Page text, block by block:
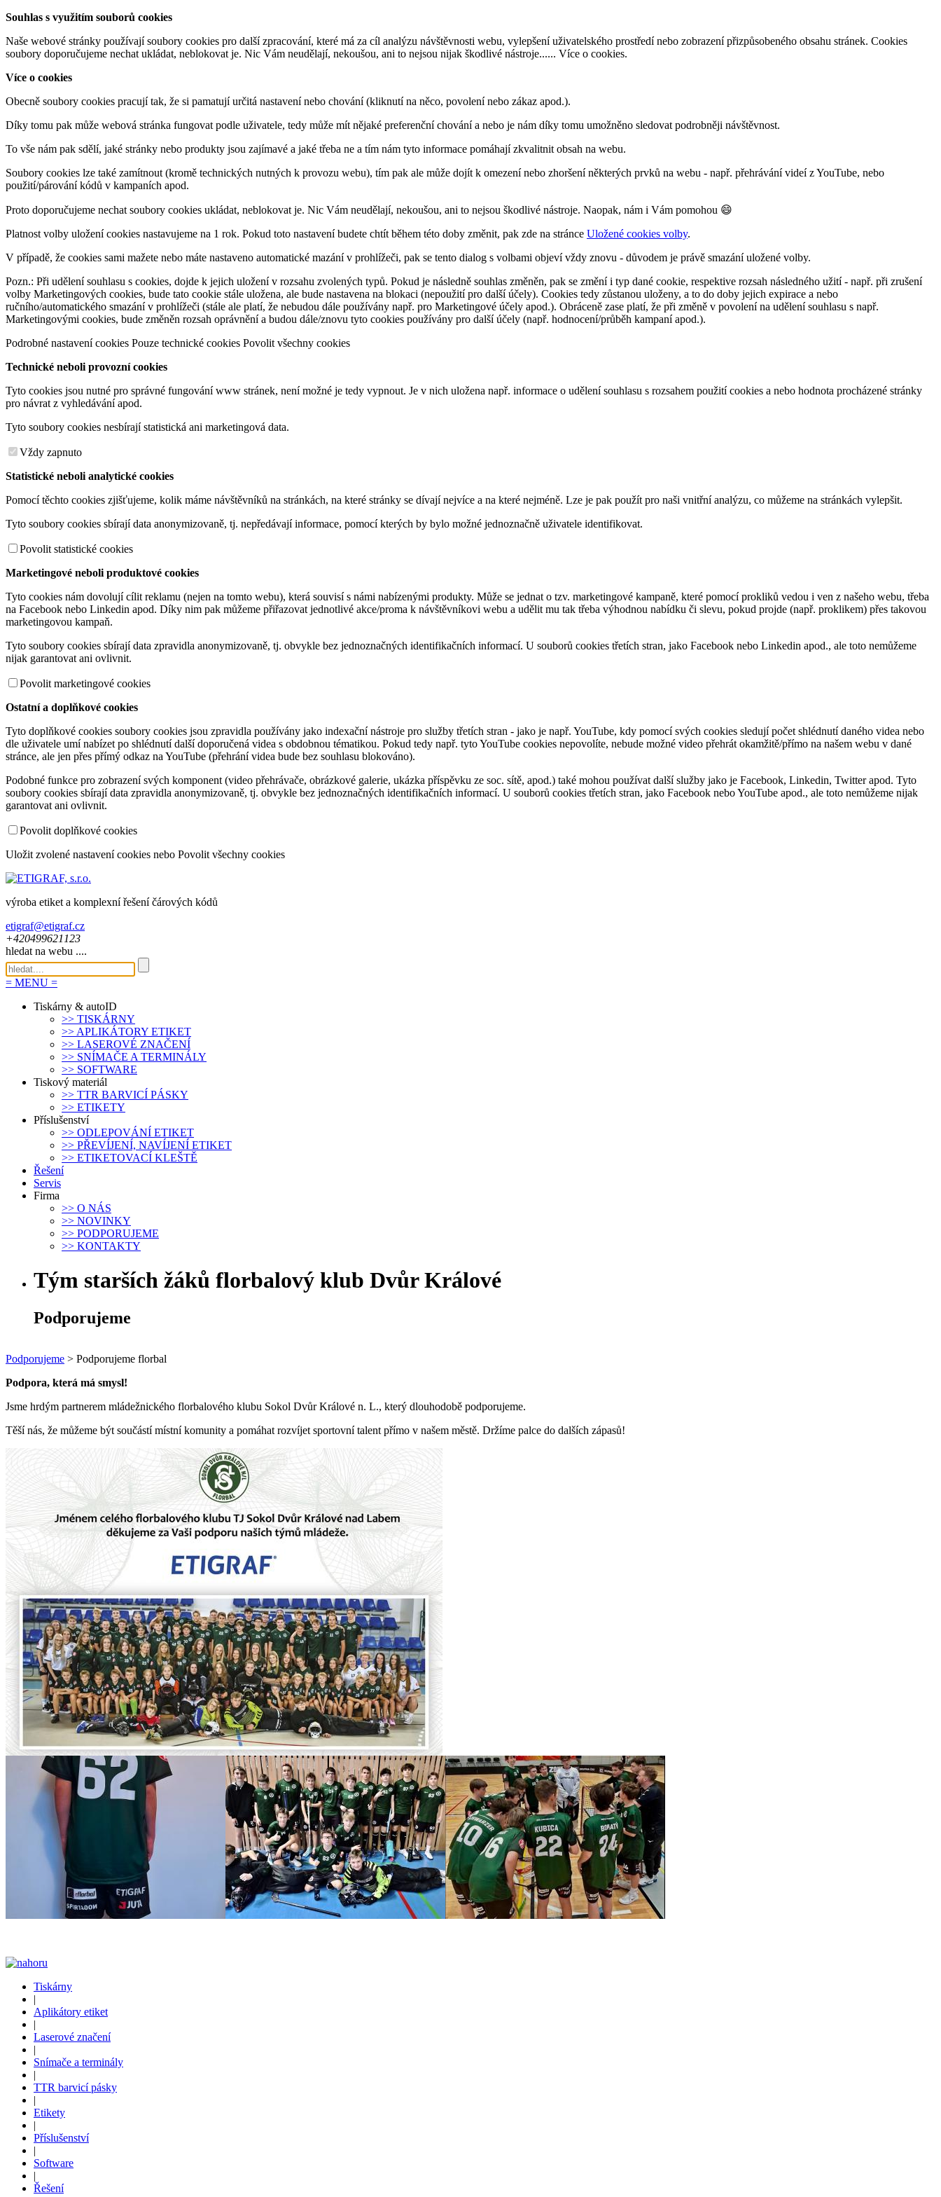
Souhlas s využitím souborů cookies
Naše webové stránky používají soubory cookies pro další zpracování, které má za cíl analýzu návštěvnosti webu, vylepšení uživatelského prostředí nebo zobrazení přizpůsobeného obsahu stránek. Cookies
soubory doporučujeme nechat ukládat, neblokovat je. Nic Vám neudělají, nekoušou, ani to nejsou nijak škodlivé nástroje...... Více o cookies.
Více o cookies
Obecně soubory cookies pracují tak, že si pamatují určitá nastavení nebo chování (kliknutí na něco, povolení nebo zákaz apod.).
Díky tomu pak může webová stránka fungovat podle uživatele, tedy může mít nějaké preferenční chování a nebo je nám díky tomu umožněno sledovat podrobněji návštěvnost.
To vše nám pak sdělí, jaké stránky nebo produkty jsou zajímavé a jaké třeba ne a tím nám tyto informace pomáhají zkvalitnit obsah na webu.
Soubory cookies lze také zamítnout (kromě technických nutných k provozu webu), tím pak ale může dojít k omezení nebo zhoršení některých prvků na webu - např. přehrávání videí z YouTube, nebo
použití/párování kódů v kampaních apod.
Proto doporučujeme nechat soubory cookies ukládat, neblokovat je. Nic Vám neudělají, nekoušou, ani to nejsou škodlivé nástroje. Naopak, nám i Vám pomohou 😄
Platnost volby uložení cookies nastavujeme na 1 rok. Pokud toto nastavení budete chtít během této doby změnit, pak zde na stránce Uložené cookies volby.
V případě, že cookies sami mažete nebo máte nastaveno automatické mazání v prohlížeči, pak se tento dialog s volbami objeví vždy znovu - důvodem je právě smazání uložené volby.
Pozn.: Při udělení souhlasu s cookies, dojde k jejich uložení v rozsahu zvolených typů. Pokud je následně souhlas změněn, pak se změní i typ dané cookie, respektive rozsah následného užití - např. při zrušení
volby Marketingových cookies, bude tato cookie stále uložena, ale bude nastavena na blokaci (nepoužití pro další účely). Cookies tedy zůstanou uloženy, a to do doby jejich expirace a nebo
ručního/automatického smazání v prohlížeči (stále ale platí, že nebudou dále používány např. pro Marketingové účely apod.). Obráceně zase platí, že při změně v povolení na udělení souhlasu s např.
Marketingovými cookies, bude změněn rozsah oprávnění a budou dále/znovu tyto cookies používány pro další účely (např. hodnocení/průběh kampaní apod.).
Podrobné nastavení cookies Pouze technické cookies Povolit všechny cookies
Technické neboli provozní cookies
Tyto cookies jsou nutné pro správné fungování www stránek, není možné je tedy vypnout. Je v nich uložena např. informace o udělení souhlasu s rozsahem použití cookies a nebo hodnota procházené stránky
pro návrat z vyhledávání apod.
Tyto soubory cookies nesbírají statistická ani marketingová data.
Vždy zapnuto
Statistické neboli analytické cookies
Pomocí těchto cookies zjišťujeme, kolik máme návštěvníků na stránkách, na které stránky se dívají nejvíce a na které nejméně. Lze je pak použít pro naši vnitřní analýzu, co můžeme na stránkách vylepšit.
Tyto soubory cookies sbírají data anonymizovaně, tj. nepředávají informace, pomocí kterých by bylo možné jednoznačně uživatele identifikovat.
Povolit statistické cookies
Marketingové neboli produktové cookies
Tyto cookies nám dovolují cílit reklamu (nejen na tomto webu), která souvisí s námi nabízenými produkty. Může se jednat o tzv. marketingové kampaně, které pomocí prokliků vedou i ven z našeho webu, třeba
na Facebook nebo Linkedin apod. Díky nim pak můžeme přiřazovat jednotlivé akce/proma k návštěvníkovi webu a udělit mu tak třeba výhodnou nabídku či slevu, pokud projde (např. proklikem) přes takovou
marketingovou kampaň.
Tyto soubory cookies sbírají data zpravidla anonymizovaně, tj. obvykle bez jednoznačných identifikačních informací. U souborů cookies třetích stran, jako Facebook nebo Linkedin apod., ale toto nemůžeme
nijak garantovat ani ovlivnit.
Povolit marketingové cookies
Ostatní a doplňkové cookies
Tyto doplňkové cookies soubory cookies jsou zpravidla používány jako indexační nástroje pro služby třetích stran - jako je např. YouTube, kdy pomocí svých cookies sledují počet shlédnutí daného videa nebo
dle uživatele umí nabízet po shlédnutí další doporučená videa s obdobnou tématikou. Pokud tedy např. tyto YouTube cookies nepovolíte, nebude možné video přehrát okamžitě/přímo na našem webu v dané
stránce, ale jen přes přímý odkaz na YouTube (přehrání videa bude bez souhlasu blokováno).
Podobné funkce pro zobrazení svých komponent (video přehrávače, obrázkové galerie, ukázka příspěvku ze soc. sítě, apod.) také mohou používat další služby jako je Facebook, Linkedin, Twitter apod. Tyto
soubory cookies sbírají data zpravidla anonymizovaně, tj. obvykle bez jednoznačných identifikačních informací. U souborů cookies třetích stran, jako Facebook nebo YouTube apod., ale toto nemůžeme nijak
garantovat ani ovlivnit.
Povolit doplňkové cookies
Uložit zvolené nastavení cookies nebo Povolit všechny cookies
výroba etiket a komplexní řešení čárových kódů
etigraf@etigraf.cz
+420499621 123
hledat na webu ....
= MENU =
Tiskárny & autoID
>> TISKÁRNY
>> APLIKÁTORY ETIKET
>> LASEROVÉ ZNAČENÍ
>> SNÍMAČE A TERMINÁLY
>> SOFTWARE
Tiskový materiál
>> TTR BARVICÍ PÁSKY
>> ETIKETY
Příslušenství
>> ODLEPOVÁNÍ ETIKET
>> PŘEVÍJENÍ, NAVÍJENÍ ETIKET
>> ETIKETOVACÍ KLEŠTĚ
Řešení
Servis
Firma
>> O NÁS
>> NOVINKY
>> PODPORUJEME
>> KONTAKTY
Tým starších žáků florbalový klub Dvůr Králové
Podporujeme
Podporujeme > Podporujeme florbal
Podpora, která má smysl!
Jsme hrdým partnerem mládežnického florbalového klubu Sokol Dvůr Králové n. L., který dlouhodobě podporujeme.
Těší nás, že můžeme být součástí místní komunity a pomáhat rozvíjet sportovní talent přímo v našem městě. Držíme palce do dalších zápasů!
Tiskárny
|
Aplikátory etiket
|
Laserové značení
|
Snímače a terminály
|
TTR barvicí pásky
|
Etikety
|
Příslušenství
|
Software
|
Řešení